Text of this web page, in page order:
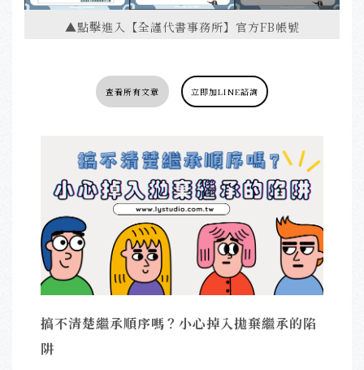
▲點擊進入【全謹代書事務所】官方FB帳號
查看所有文章 立即加LINE諮詢
搞不清楚繼承順序嗎？小心掉入拋棄繼承的陷
阱